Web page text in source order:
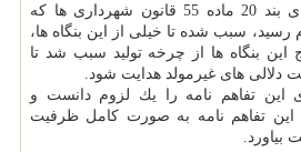
متوسط بخصوص در اجرای بند 20 ماده 55 قانون شهرداری ها كه
رسید، سبب شده تا خیلی از این بنگاه ها،
این بنگاه ها از چرخه تولید سبب شد تا
دلالی های غیرمولد هدایت شود.
تفاهم نامه را یك لزوم دانست و
این تفاهم نامه به صورت كامل ظرفیت